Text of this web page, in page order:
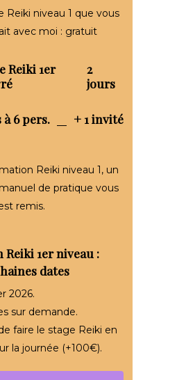
Reiki niveau 1 que vous
avec moi : gratuit
Reiki 1er
2
jours
6 pers. + 1 invité
Reiki niveau 1, un
de pratique vous
remis.
1er niveau :
dates
2026.
sur demande.
faire le stage Reiki en
la journée (+100€).